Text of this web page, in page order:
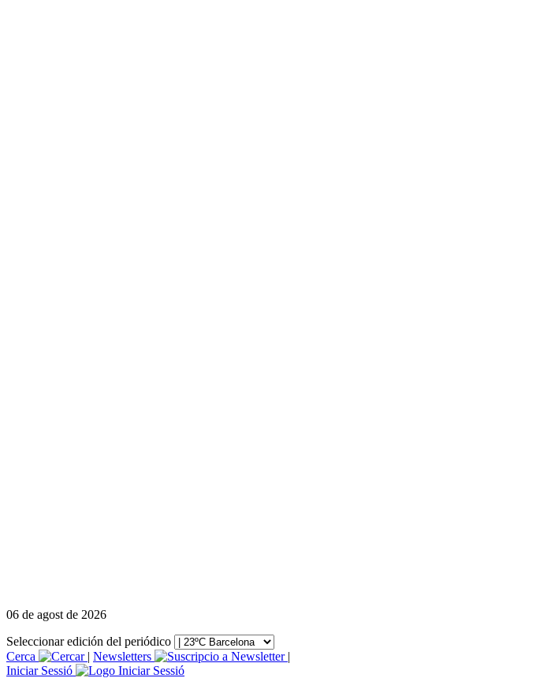
06 de agost de 2026
Seleccionar edición del periódico
Cerca
| Newsletters
|
Iniciar Sessió